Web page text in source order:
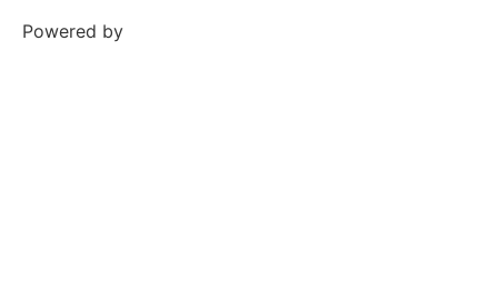
Powered by